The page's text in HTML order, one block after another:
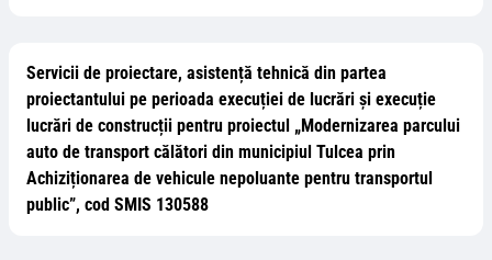
Servicii de proiectare, asistență tehnică din partea
proiectantului pe perioada execuției de lucrări și execuție
lucrări de construcții pentru proiectul „Modernizarea parcului
auto de transport călători din municipiul Tulcea prin
Achiziționarea de vehicule nepoluante pentru transportul
public”, cod SMIS 130588